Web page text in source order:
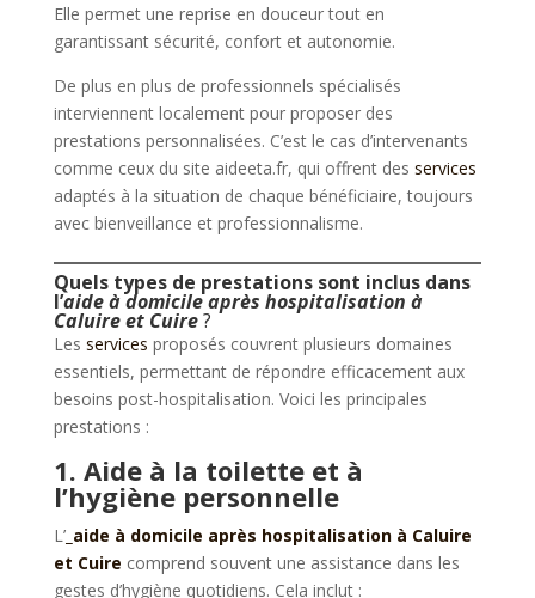
Elle permet une reprise en douceur tout en
garantissant sécurité, confort et autonomie.
De plus en plus de professionnels spécialisés
interviennent localement pour proposer des
prestations personnalisées. C’est le cas d’intervenants
comme ceux du site aideeta.fr, qui offrent des services
adaptés à la situation de chaque bénéficiaire, toujours
avec bienveillance et professionnalisme.
Quels types de prestations sont inclus dans
l’aide à domicile après hospitalisation à
Caluire et Cuire?
Les services proposés couvrent plusieurs domaines
essentiels, permettant de répondre efficacement aux
besoins post-hospitalisation. Voici les principales
prestations :
1. Aide à la toilette et à
l’hygiène personnelle
L’_aide à domicile après hospitalisation à Caluire
et Cuire comprend souvent une assistance dans les
gestes d’hygiène quotidiens. Cela inclut :